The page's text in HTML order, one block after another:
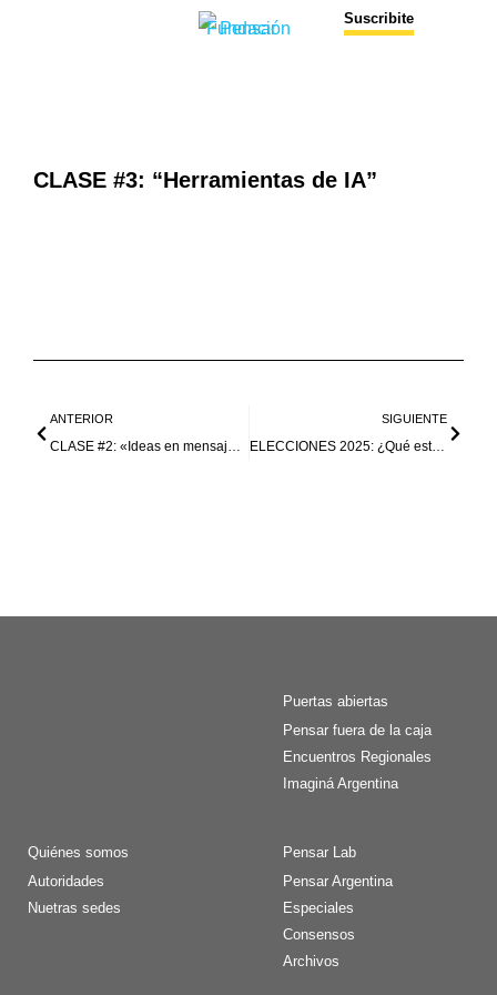
Suscribite
CLASE #3: “Herramientas de IA”
ANTERIOR
CLASE #2: «Ideas en mensajes que impactan»
SIGUIENTE
ELECCIONES 2025: ¿Qué está en juego?
Puertas abiertas
Pensar fuera de la caja
Encuentros Regionales
Imaginá Argentina
Quiénes somos
Autoridades
Nuetras sedes
Pensar Lab
Pensar Argentina
Especiales
Consensos
Archivos